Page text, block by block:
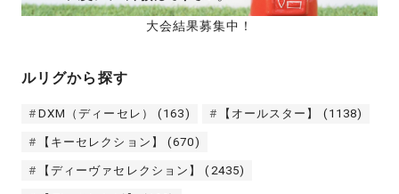
大会結果募集中！
ルリグから探す
DXM（ディーセレ） (163) 【オールスター】 (1138)
【キーセレクション】 (670)
【ディーヴァセレクション】 (2435)